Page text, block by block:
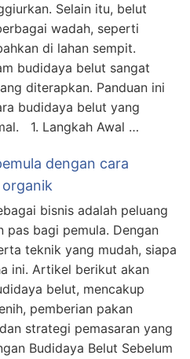
Selain itu, belut
wadah, seperti
di lahan sempit.
budidaya belut sangat
diterapkan. Panduan ini
budidaya belut yang
1. Langkah Awal …
dengan cara
bisnis adalah peluang
pas bagi pemula. Dengan
teknik yang mudah, siapa
ini. Artikel berikut akan
belut, mencakup
pemberian pakan
strategi pemasaran yang
Budidaya Belut Sebelum